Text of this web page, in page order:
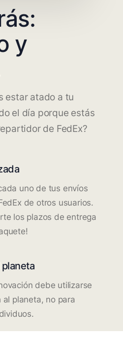
y
estar atado a tu
el día porque estás
de FedEx?
uno de tus envíos
de otros usuarios.
los plazos de entrega
debe utilizarse
planeta, no para